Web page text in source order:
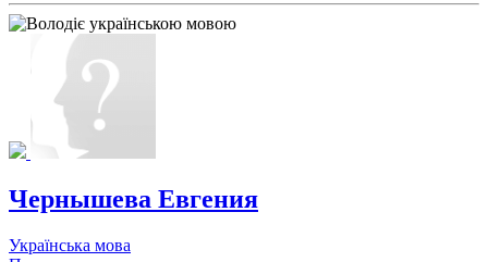
Чернышева Евгения
Українська мова